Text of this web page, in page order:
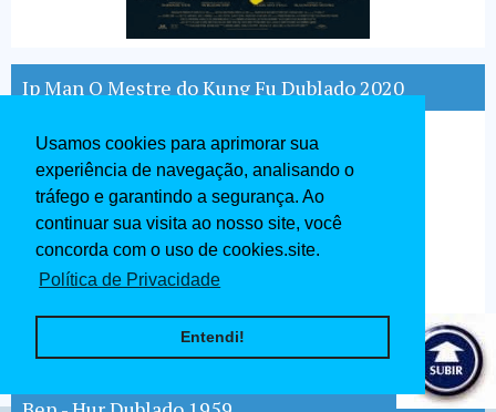
Usamos cookies para aprimorar sua
experiência de navegação, analisando o
tráfego e garantindo a segurança. Ao
continuar sua visita ao nosso site, você
concorda com o uso de cookies.site.
Política de Privacidade
Entendi!
Ip Man O Mestre do Kung Fu Dublado 2020